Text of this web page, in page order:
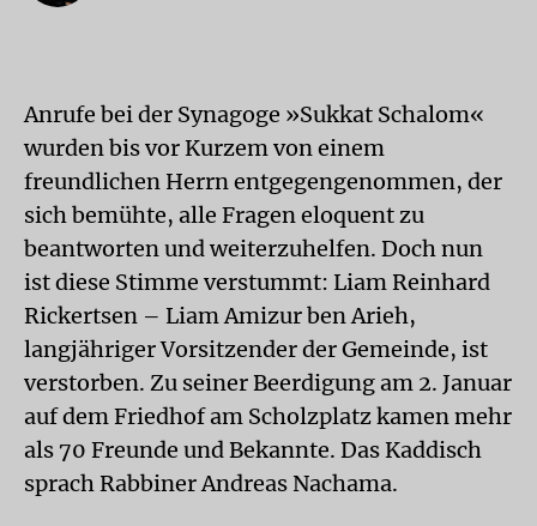
Anrufe bei der Synagoge »Sukkat Schalom«
wurden bis vor Kurzem von einem
freundlichen Herrn entgegengenommen, der
sich bemühte, alle Fragen eloquent zu
beantworten und weiterzuhelfen. Doch nun
ist diese Stimme verstummt: Liam Reinhard
Rickertsen – Liam Amizur ben Arieh,
langjähriger Vorsitzender der Gemeinde, ist
verstorben. Zu seiner Beerdigung am 2. Januar
auf dem Friedhof am Scholzplatz kamen mehr
als 70 Freunde und Bekannte. Das Kaddisch
sprach Rabbiner Andreas Nachama.